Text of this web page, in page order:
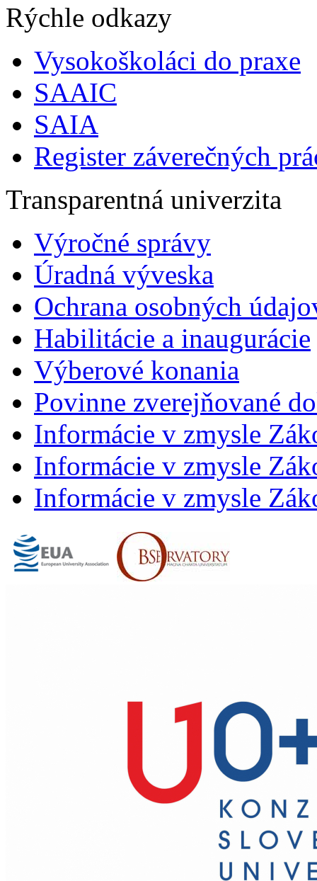
Rýchle odkazy
Vysokoškoláci do praxe
SAAIC
SAIA
Register záverečných
Transparentná univerzita
Výročné správy
Úradná výveska
Ochrana osobných
Habilitácie a inaugurácie
Výberové konania
Povinne zverejňované
Informácie v zmysle
Informácie v zmysle
Informácie v zmysle